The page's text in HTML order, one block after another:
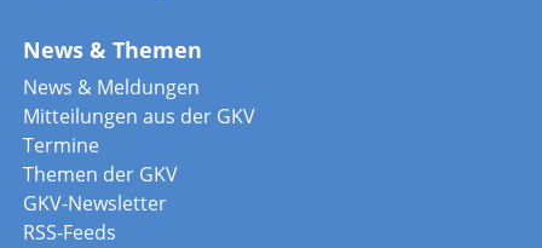
News & Themen
News & Meldungen
Mitteilungen aus der GKV
Termine
Themen der GKV
GKV-Newsletter
RSS-Feeds